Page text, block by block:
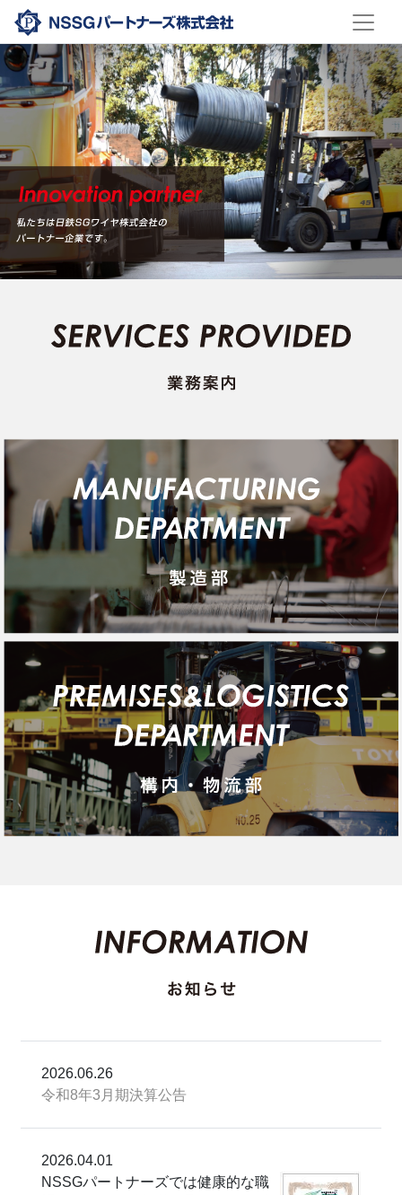
2026.06.26
令和8年3月期決算公告
2026.04.01
NSSGパートナーズでは健康的な職